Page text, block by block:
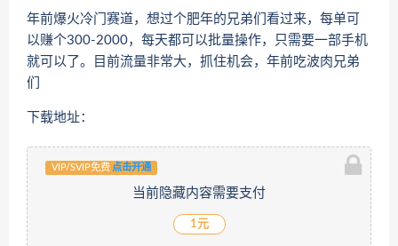
年前爆火冷门赛道，想过个肥年的兄弟们看过来，每单可
以赚个300-2000，每天都可以批量操作，只需要一部手机
就可以了。目前流量非常大，抓住机会，年前吃波肉兄弟
们
下载地址：
VIP/SVIP免费 点击开通
当前隐藏内容需要支付
1元